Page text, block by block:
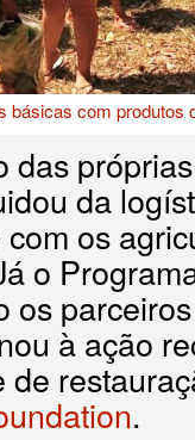
básicas com produtos
das
da
os
o
os
à ação
.